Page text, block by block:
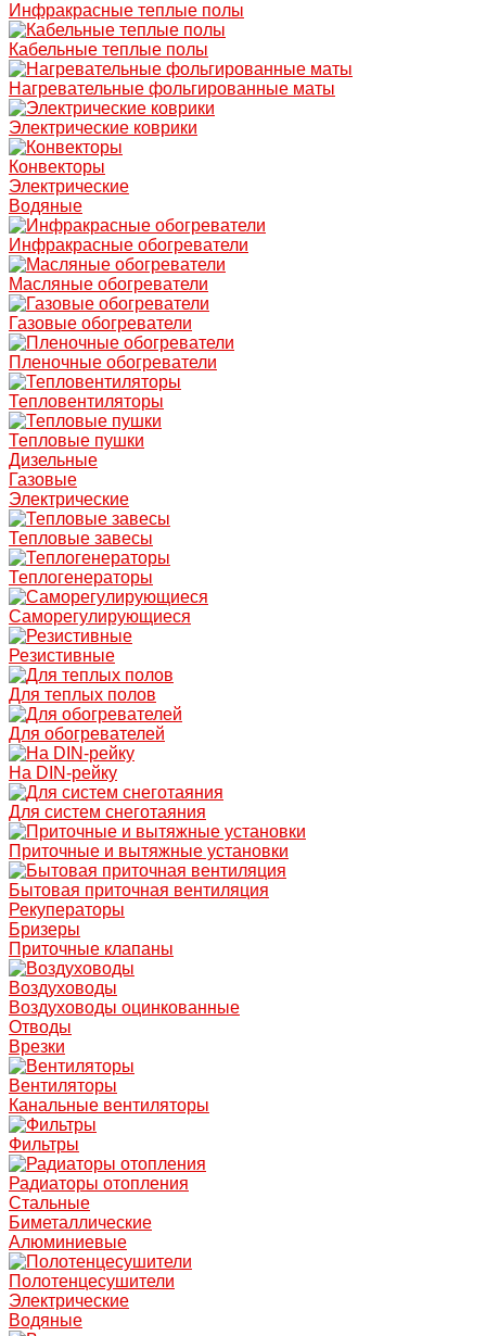
Инфракрасные теплые полы
Кабельные теплые полы
Нагревательные фольгированные маты
Электрические коврики
Конвекторы
Электрические
Водяные
Инфракрасные обогреватели
Масляные обогреватели
Газовые обогреватели
Пленочные обогреватели
Тепловентиляторы
Тепловые пушки
Дизельные
Газовые
Электрические
Тепловые завесы
Теплогенераторы
Саморегулирующиеся
Резистивные
Для теплых полов
Для обогревателей
На DIN-рейку
Для систем снеготаяния
Приточные и вытяжные установки
Бытовая приточная вентиляция
Рекуператоры
Бризеры
Приточные клапаны
Воздуховоды
Воздуховоды оцинкованные
Отводы
Врезки
Вентиляторы
Канальные вентиляторы
Фильтры
Радиаторы отопления
Стальные
Биметаллические
Алюминиевые
Полотенцесушители
Электрические
Водяные